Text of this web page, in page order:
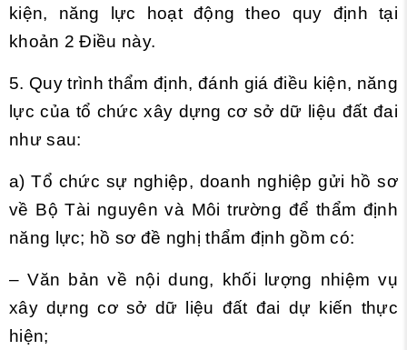
kiện, năng lực hoạt động theo quy định tại
khoản 2 Điều này.
5. Quy trình thẩm định, đánh giá điều kiện, năng
lực của tổ chức xây dựng cơ sở dữ liệu đất đai
như sau:
a) Tổ chức sự nghiệp, doanh nghiệp gửi hồ sơ
về Bộ Tài nguyên và Môi trường để thẩm định
năng lực; hồ sơ đề nghị thẩm định gồm có:
– Văn bản về nội dung, khối lượng nhiệm vụ
xây dựng cơ sở dữ liệu đất đai dự kiến thực
hiện;